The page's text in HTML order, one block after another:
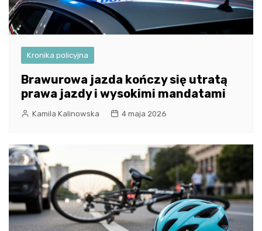
Kronika policyjna
Brawurowa jazda kończy się utratą
prawa jazdy i wysokimi mandatami
Kamila Kalinowska 4 maja 2026